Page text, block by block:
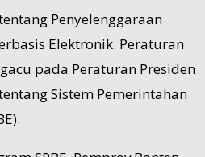
Penyelenggaraan
Elektronik. Peraturan
pada Peraturan Presiden
Sistem Pemerintahan